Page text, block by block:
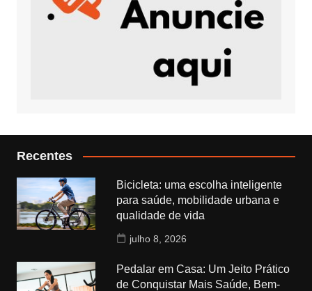
Recentes
Bicicleta: uma escolha inteligente
para saúde, mobilidade urbana e
qualidade de vida
julho 8, 2026
Pedalar em Casa: Um Jeito Prático
de Conquistar Mais Saúde, Bem-